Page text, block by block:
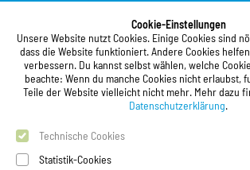
Cookie-Einstellungen
Unsere Website nutzt Cookies. Einige Cookies sind
dass die Website funktioniert. Andere Cookies
verbessern. Du kannst selbst wählen, welche
beachte: Wenn du manche Cookies nicht erlaubst,
Teile der Website vielleicht nicht mehr. Mehr dazu
Datenschutzerklärung.
Technische Cookies
Statistik-Cookies
Studierendenwerk Vorderpfalz
Studierendenwerk Vorderpfalz
Anstalt des öffentlichen Rechts
Xylanderstraße 17
76829 Landau in der Pfalz
Telefon:+49 6341 9179 0
Telefax: +49 6341 9179 16